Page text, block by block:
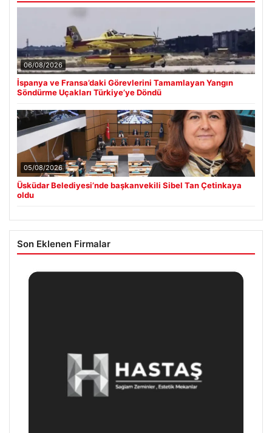
06/08/2026
İspanya ve Fransa’daki Görevlerini Tamamlayan Yangın
Söndürme Uçakları Türkiye’ye Döndü
05/08/2026
Üsküdar Belediyesi’nde başkanvekili Sibel Tan Çetinkaya
oldu
Son Eklenen Firmalar